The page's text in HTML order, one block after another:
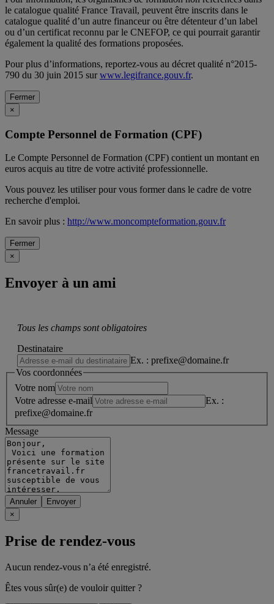
le catalogue qualité France Travail, peuvent être inscrits dans le
catalogue qualité d’un autre financeur ou être détenteur d’un label
ou d’un certificat reconnu par le CNEFOP, ce qui pourrait garantir
également la qualité des formations proposées.
Pour plus d’informations, reportez-vous au décret qualité n°2015-
790 du 30 juin 2015 surwww.legifrance.gouv.fr.
Fermer
×
Compte Personnel de Formation (CPF)
Le Compte Personnel de Formation (CPF) contient un montant en
euros acquis au titre de votre activité professionnelle.
Vous pouvez les utiliser pour vous former dans le cadre de votre
recherche d'emploi.
En savoir plus : http://www.moncompteformation.gouv.fr
Fermer
×
Envoyer à un ami
Tous les champs sont obligatoires
Destinataire
Ex. : prefixe@domaine.fr
Vos coordonnées
Votre nom
Votre adresse e-mail
Ex. :
prefixe@domaine.fr
Message
Annuler
×
Prise de rendez-vous
Aucun rendez-vous n’a été enregistré.
Êtes vous sûr(e) de vouloir quitter ?